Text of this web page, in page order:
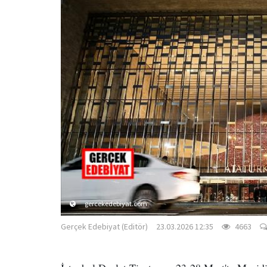
gercekedebiyat.com
Gerçek Edebiyat (Editör) 23.03.2026 12:35 4663